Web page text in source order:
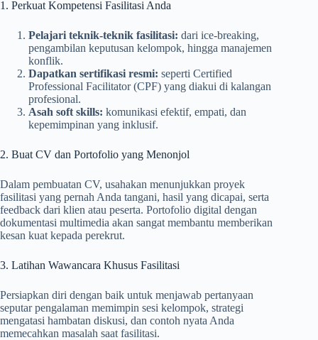
1. Perkuat Kompetensi Fasilitasi Anda
Pelajari teknik-teknik fasilitasi: dari ice-breaking,
pengambilan keputusan kelompok, hingga manajemen
konflik.
Dapatkan sertifikasi resmi: seperti Certified
Professional Facilitator (CPF) yang diakui di kalangan
profesional.
Asah soft skills: komunikasi efektif, empati, dan
kepemimpinan yang inklusif.
2. Buat CV dan Portofolio yang Menonjol
Dalam pembuatan CV, usahakan menunjukkan proyek
fasilitasi yang pernah Anda tangani, hasil yang dicapai, serta
feedback dari klien atau peserta. Portofolio digital dengan
dokumentasi multimedia akan sangat membantu memberikan
kesan kuat kepada perekrut.
3. Latihan Wawancara Khusus Fasilitasi
Persiapkan diri dengan baik untuk menjawab pertanyaan
seputar pengalaman memimpin sesi kelompok, strategi
mengatasi hambatan diskusi, dan contoh nyata Anda
memecahkan masalah saat fasilitasi.